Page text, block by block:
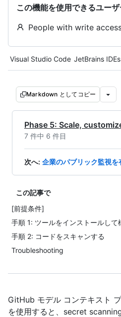
この機能を使用できるユー
People with write
Tool navigation
Visual Studio Code JetBrains IDEs
Markdown としてコピー
Phase 5: Scale,
7 件中 6 件目
次へ: 企業のパブリック監視を
この記事で
[前提条件]
手順 1: ツールをインストールして
手順 2: コードをスキャンする
Troubleshooting
GitHub モデル コンテキスト
を使用すると、secret